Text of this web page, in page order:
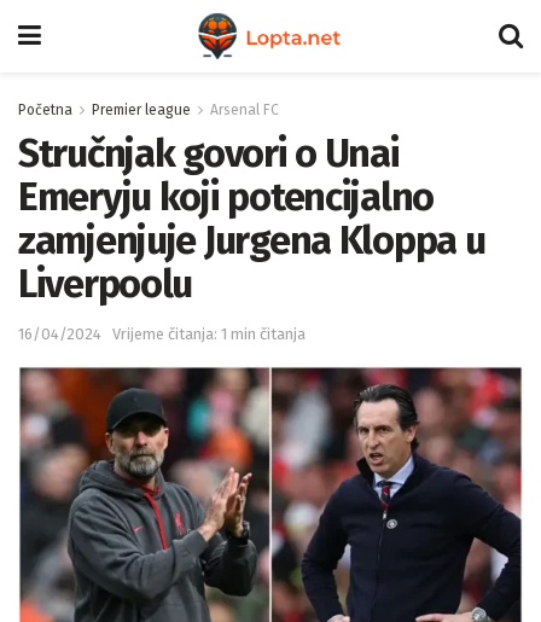
Početna Premier league Arsenal FC
Stručnjak govori o Unai
Emeryju koji potencijalno
zamjenjuje Jurgena Kloppa u
Liverpoolu
16/04/2024 Vrijeme čitanja: 1 min čitanja